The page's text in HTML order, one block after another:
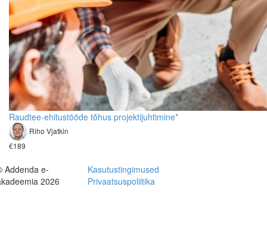
Raudtee-ehitustööde tõhus projektijuhtimine*
Riho Vjatkin
€189
Addenda e-
2026
Kasutustingimused
Privaatsuspoliitika